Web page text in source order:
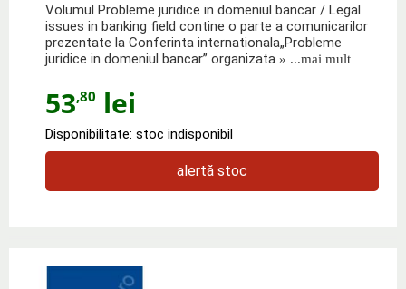
Volumul Probleme juridice in domeniul bancar / Legal
issues in banking field contine o parte a comunicarilor
prezentate la Conferinta internationala„Probleme
juridice in domeniul bancar” organizata » ...mai mult
53,80 lei
Disponibilitate: stoc indisponibil
alertă stoc